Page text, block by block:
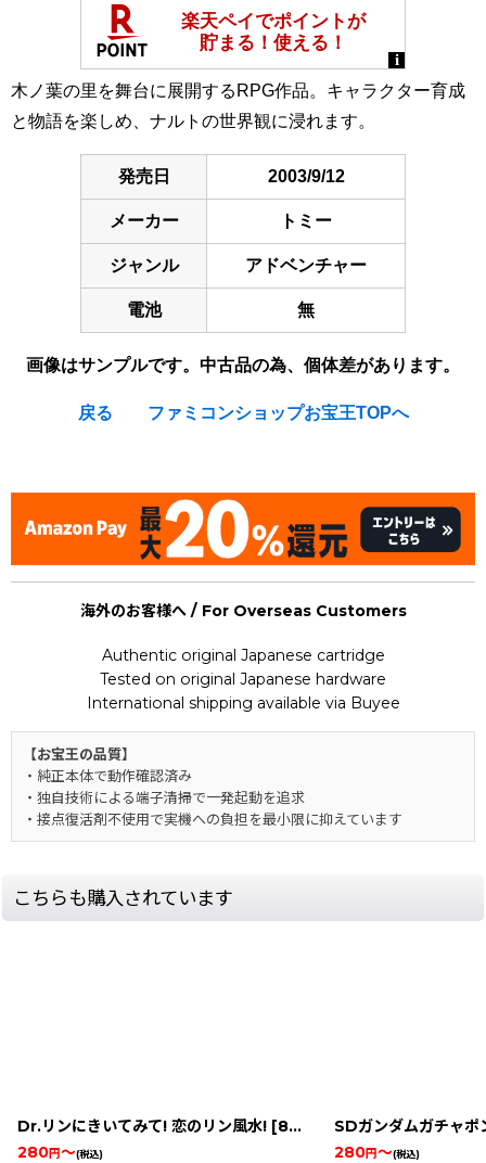
木ノ葉の里を舞台に展開するRPG作品。キャラクター育成
と物語を楽しめ、ナルトの世界観に浸れます。
発売日 2003/9/12
メーカー トミー
ジャンル アドベンチャー
電池 無
画像はサンプルです。中古品の為、個体差があります。
戻る ファミコンショップお宝王TOPへ
海外のお客様へ / For Overseas Customers
Authentic original Japanese cartridge
Tested on original Japanese hardware
International shipping available via Buyee
【お宝王の品質】
・純正本体で動作確認済み
・独自技術による端子清掃で一発起動を追求
・接点復活剤不使用で実機への負担を最小限に抑えています
こちらも購入されています
Dr.リンにきいてみて! 恋のリン風水! [8631-dr-rin-gbc ]
280円～(税込)
SDガンダムガチャポ
280円～(税込)